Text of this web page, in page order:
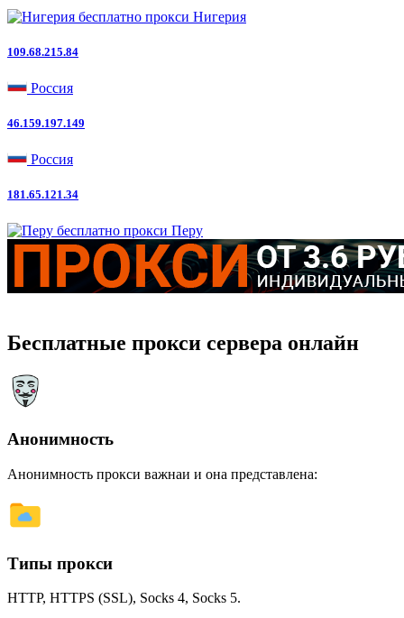
Нигерия
109.68.215.84
Россия
46.159.197.149
Россия
181.65.121.34
Перу
Бесплатные прокси сервера онлайн
Анонимность
Анонимность прокси важнаи и она представлена:
Типы прокси
HTTP, HTTPS (SSL), Socks 4, Socks 5.